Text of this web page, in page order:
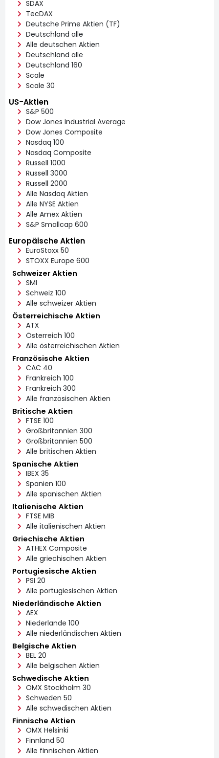
SDAX
TecDAX
Deutsche Prime Aktien (TF)
Deutschland alle
Alle deutschen Aktien
Deutschland alle
Deutschland 160
Scale
Scale 30
US-Aktien
S&P 500
Dow Jones Industrial Average
Dow Jones Composite
Nasdaq 100
Nasdaq Composite
Russell 1000
Russell 3000
Russell 2000
Alle Nasdaq Aktien
Alle NYSE Aktien
Alle Amex Aktien
S&P Smallcap 600
Europäische Aktien
EuroStoxx 50
STOXX Europe 600
Schweizer Aktien
SMI
Schweiz 100
Alle schweizer Aktien
Österreichische Aktien
ATX
Österreich 100
Alle österreichischen Aktien
Französische Aktien
CAC 40
Frankreich 100
Frankreich 300
Alle französischen Aktien
Britische Aktien
FTSE 100
Großbritannien 300
Großbritannien 500
Alle britischen Aktien
Spanische Aktien
IBEX 35
Spanien 100
Alle spanischen Aktien
Italienische Aktien
FTSE MIB
Alle italienischen Aktien
Griechische Aktien
ATHEX Composite
Alle griechischen Aktien
Portugiesische Aktien
PSI 20
Alle portugiesischen Aktien
Niederländische Aktien
AEX
Niederlande 100
Alle niederländischen Aktien
Belgische Aktien
BEL 20
Alle belgischen Aktien
Schwedische Aktien
OMX Stockholm 30
Schweden 50
Alle schwedischen Aktien
Finnische Aktien
OMX Helsinki
Finnland 50
Alle finnischen Aktien